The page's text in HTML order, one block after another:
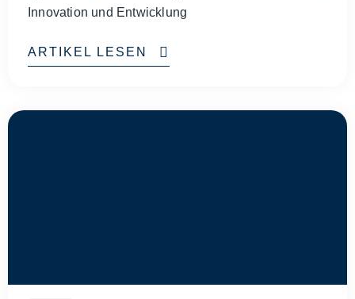
Innovation und Entwicklung
ARTIKEL LESEN